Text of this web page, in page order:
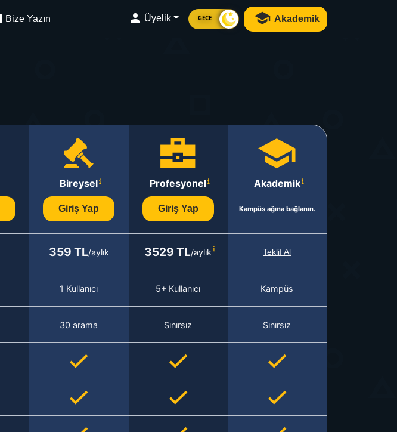
Bize Yazın Üyelik GECE Akademik
Bireysel
Giriş Yap
Profesyonel
Giriş Yap
Akademik
Kampüs ağına bağlanın.
359 TL/aylık 3529 TL/aylık Teklif Al
1 Kullanıcı 5+ Kullanıcı Kampüs
30 arama Sınırsız Sınırsız